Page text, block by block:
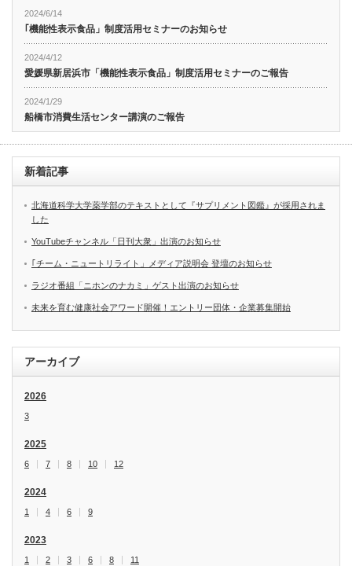
2024/6/14
｢機能性表示食品」制度活用セミナーのお知らせ
2024/4/12
愛媛県新居浜市「機能性表示食品」制度活用セミナーのご報告
2024/1/29
船橋市消費生活センター講演のご報告
新着記事
北海道科学大学薬学部のテキストとして『サプリメント図鑑』が採用されま
した
YouTubeチャンネル「日刊大衆」出演のお知らせ
｢チーム・ニュートリライト」メディア説明会 登壇のお知らせ
ラジオ番組「ニホンのナカミ」ゲスト出演のお知らせ
未来を育む健康社会アワード開催！エントリー団体・企業募集開始
アーカイブ
2026
3
2025
6 7 8 10 12
2024
1 4 6 9
2023
1 2 3 6 8 11